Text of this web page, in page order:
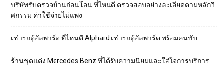
บริษัทรับตรวจบ้านก่อนโอน ที่ไหนดี ตรวจสอบอย่างละเอียดตามหลักวิ
ศกรรม ค่าใช้จ่ายไม่แพง
เช่ารถตู้อัลพาร์ด ที่ไหนดี Alphard เช่ารถตู้อัลพาร์ด พร้อมคนขับ
ร้านชุดแต่ง Mercedes Benz ที่ได้รับความนิยมและใส่ใจการบริการ